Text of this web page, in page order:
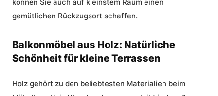
können Sie auch auf kleinstem Raum einen
gemütlichen Rückzugsort schaffen.
Balkonmöbel aus Holz: Natürliche
Schönheit für kleine Terrassen
Holz gehört zu den beliebtesten Materialien beim